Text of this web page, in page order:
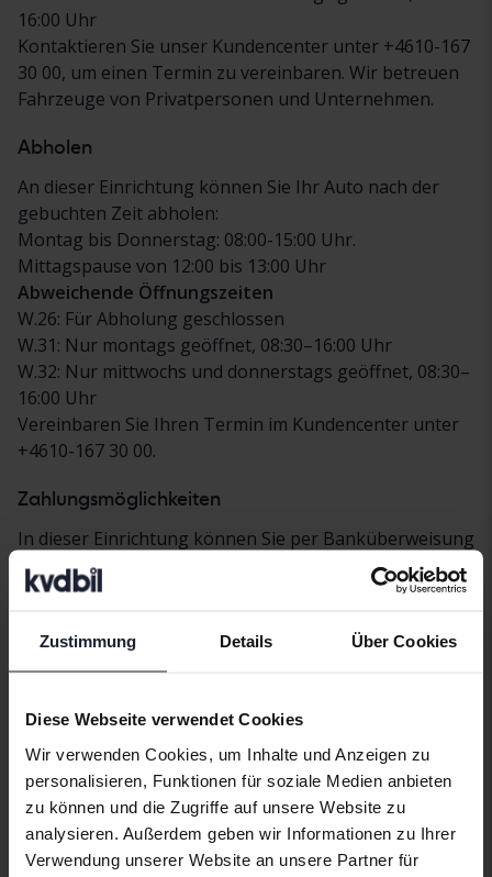
Zustimmung Details Über Cookies
Diese Webseite verwendet Cookies
Wir verwenden Cookies, um Inhalte und Anzeigen zu
personalisieren, Funktionen für soziale Medien anbieten
zu können und die Zugriffe auf unsere Website zu
analysieren. Außerdem geben wir Informationen zu Ihrer
Verwendung unserer Website an unsere Partner für
16:00 Uhr
Kontaktieren Sie unser Kundencenter unter +4610-167
30 00, um einen Termin zu vereinbaren. Wir betreuen
Fahrzeuge von Privatpersonen und Unternehmen.
Abholen
An dieser Einrichtung können Sie Ihr Auto nach der
gebuchten Zeit abholen:
Montag bis Donnerstag: 08:00-15:00 Uhr.
Mittagspause von 12:00 bis 13:00 Uhr
Abweichende Öffnungszeiten
W.26: Für Abholung geschlossen
W.31: Nur montags geöffnet, 08:30–16:00 Uhr
W.32: Nur mittwochs und donnerstags geöffnet, 08:30–
16:00 Uhr
Vereinbaren Sie Ihren Termin im Kundencenter unter
+4610-167 30 00.
Zahlungsmöglichkeiten
In dieser Einrichtung können Sie per Banküberweisung
oder Swish bezahlen.
Telefon
+4610-167 30 00
FaxFax +4610-167 30 80 (Kundendienstzentrum)
Adresse
Kung Birgers väg 5
61131Nyköping
Finden Sie uns